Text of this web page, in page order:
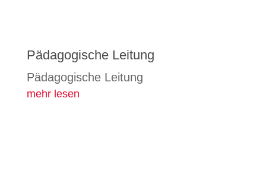
Pädagogische Leitung
Pädagogische Leitung
mehr lesen